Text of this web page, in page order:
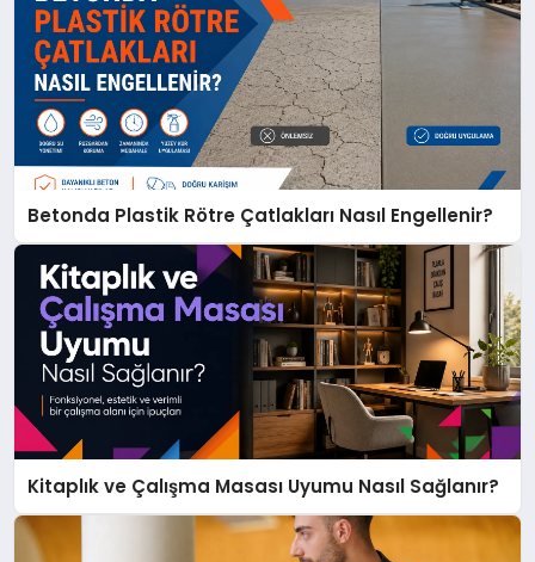
Betonda Plastik Rötre Çatlakları Nasıl Engellenir?
Kitaplık ve Çalışma Masası Uyumu Nasıl Sağlanır?